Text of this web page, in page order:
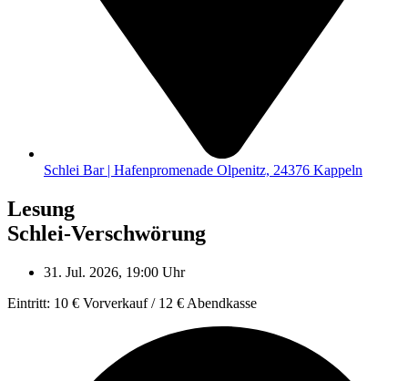
Schlei Bar | Hafenpromenade Olpenitz, 24376 Kappeln
Lesung
Schlei-Verschwörung
31. Jul. 2026, 19:00 Uhr
Eintritt: 10 € Vorverkauf / 12 € Abendkasse